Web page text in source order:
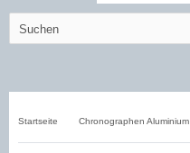
Startseite Chronographen Aluminium